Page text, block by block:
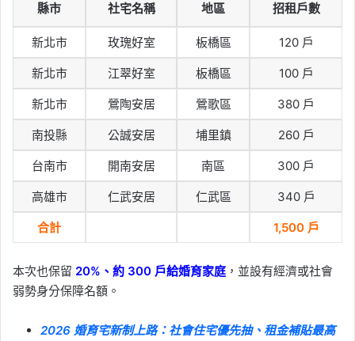
縣市 社宅名稱 地區 招租戶數
新北市 玫瑰好室 板橋區 120 戶
新北市 江翠好室 板橋區 100 戶
新北市 鶯陶安居 鶯歌區 380 戶
南投縣 公誠安居 埔里鎮 260 戶
台南市 開南安居 南區 300 戶
高雄市 仁武安居 仁武區 340 戶
合計 1,500 戶
本次也保留 20%、約 300 戶給婚育家庭 ，並設有經濟或社會
弱勢身分保障名額。
2026 婚育宅新制上路：社會住宅優先抽、租金補貼最高